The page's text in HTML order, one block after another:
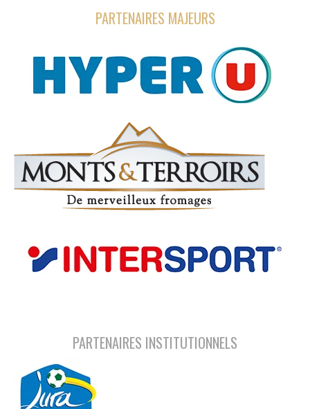
PARTENAIRES MAJEURS
PARTENAIRES INSTITUTIONNELS